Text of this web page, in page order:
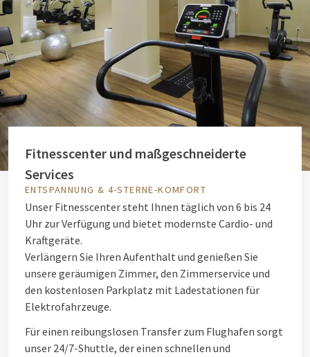
Fitnesscenter und maßgeschneiderte
Services
ENTSPANNUNG & 4-STERNE-KOMFORT
Unser Fitnesscenter steht Ihnen täglich von 6 bis 24
Uhr zur Verfügung und bietet modernste Cardio- und
Kraftgeräte.
Verlängern Sie Ihren Aufenthalt und genießen Sie
unsere geräumigen Zimmer, den Zimmerservice und
den kostenlosen Parkplatz mit Ladestationen für
Elektrofahrzeuge.
Für einen reibungslosen Transfer zum Flughafen sorgt
unser 24/7-Shuttle, der einen schnellen und